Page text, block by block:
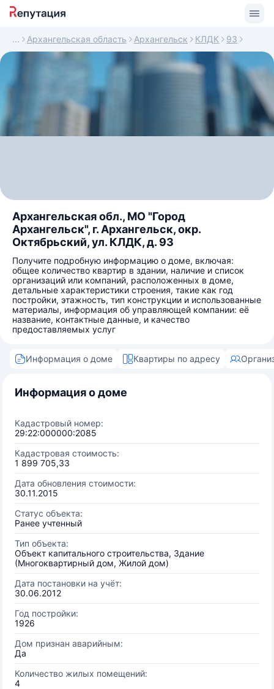
Архангельская область Архангельск КЛДК 93
Архангельская обл., МО "Город
Архангельск", г. Архангельск, окр.
Октябрьский, ул. КЛДК, д. 93
Получите подробную информацию о доме, включая:
общее количество квартир в здании, наличие и список
организаций или компаний, расположенных в доме,
детальные характеристики строения, такие как год
постройки, этажность, тип конструкции и использованные
материалы, информация об управляющей компании: её
название, контактные данные, и качество
предоставляемых услуг
Информация о доме Квартиры по адресу
Информация о доме
Кадастровый номер:
29:22:000000:2085
Кадастровая стоимость:
1 899 705,33
Дата обновления стоимости:
30.11.2015
Статус объекта:
Ранее учтенный
Тип объекта:
Объект капитального строительства, Здание
(Многоквартирный дом, Жилой дом)
Дата постановки на учёт:
30.06.2012
Год постройки:
1926
Дом признан аварийным:
Да
Количество жилых помещений:
4